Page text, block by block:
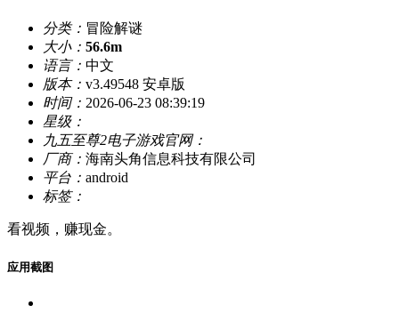
分类： 冒险解谜
大小： 56.6m
语言： 中文
版本： v3.49548 安卓版
时间： 2026-06-23 08:39:19
星级：
九五至尊2电子游戏官网：
厂商： 海南头角信息科技有限公司
平台： android
标签：
看视频，赚现金。
应用截图